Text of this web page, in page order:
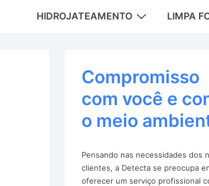
MainHIDROJATEAMENTO LIMPA
Compromisso
com você e
o meio
Pensando nas necessidades dos
clientes, a Detecta se preocupa
oferecer um serviço profissional